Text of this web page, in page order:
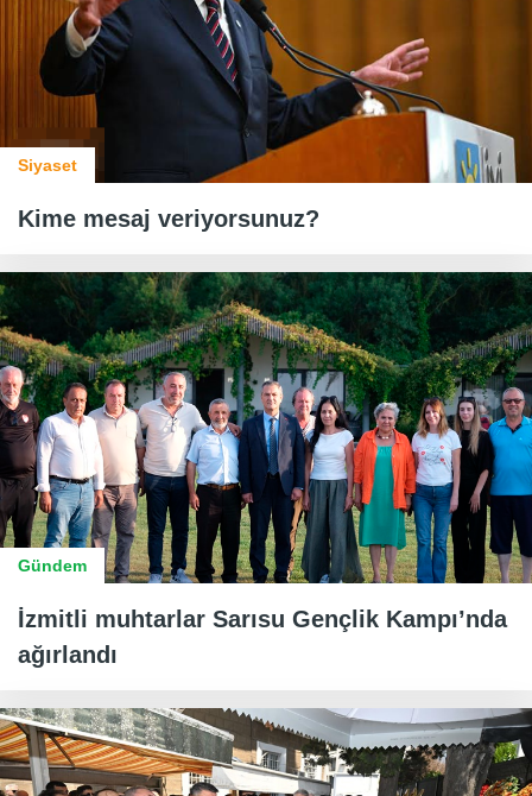
Siyaset
Kime mesaj veriyorsunuz?
Gündem
İzmitli muhtarlar Sarısu Gençlik Kampı’nda
ağırlandı